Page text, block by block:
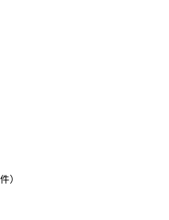
）